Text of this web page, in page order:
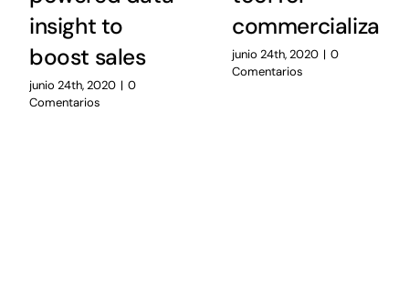
insight to
boost sales
junio 24th, 2020 | 0
Comentarios
junio 24th, 2020 | 0
Comentarios